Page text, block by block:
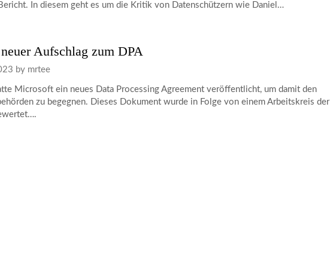
In diesem geht es um die Kritik von Datenschützern wie Daniel…
Aufschlag zum DPA
by mrtee
Microsoft ein neues Data Processing Agreement veröffentlicht, um damit den
zu begegnen. Dieses Dokument wurde in Folge von einem Arbeitskreis der